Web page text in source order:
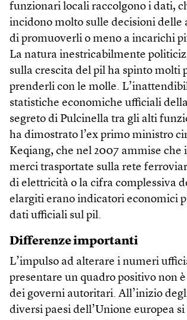
funzionari locali raccolgono i dati,
incidono molto sulle decisioni delle
di promuoverli o meno a incarichi
La natura inestricabilmente
sulla crescita del pil ha spinto molti
prenderli con le molle.
statistiche economiche ufficiali
segreto di Pulcinella tra gli alti
ha dimostrato l’ex primo ministro
Keqiang, che nel 2007 ammise che
merci trasportate sulla rete
di elettricità o la cifra complessiva
elargiti erano indicatori economici
dati ufficiali sul pil.
Differenze importanti
L’impulso ad alterare i numeri
presentare un quadro positivo non è
dei governi autoritari. All’inizio
diversi paesi dell’Unione europea